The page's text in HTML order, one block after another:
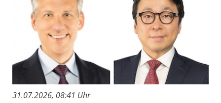
31.07.2026, 08:41 Uhr